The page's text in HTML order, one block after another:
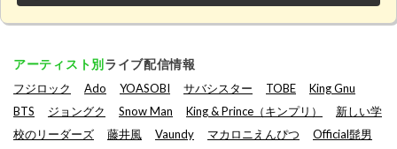
アーティスト別ライブ配信情報
フジロック Ado YOASOBI サバシスター TOBE
King Gnu
BTS
ジョングク Snow Man King & Prince（キンプリ）
新しい学
校のリーダーズ
藤井風 Vaundy マカロニえんぴつ
Official髭男